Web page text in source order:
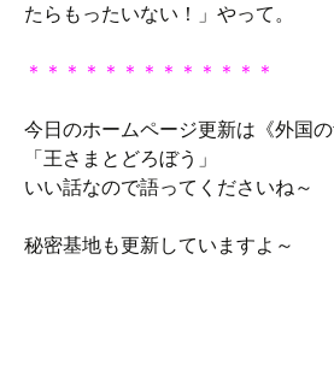
たらもったいない！」やって。
＊＊＊＊＊＊＊＊＊＊＊＊＊
今日のホームページ更新は《外国
「王さまとどろぼう」
いい話なので語ってくださいね～
秘密基地も更新していますよ～